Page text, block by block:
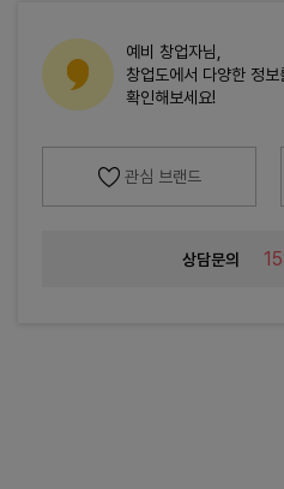
예비 창업자님,
창업도에서 다양한 정보
확인해보세요!
관심 브랜드
상담문의